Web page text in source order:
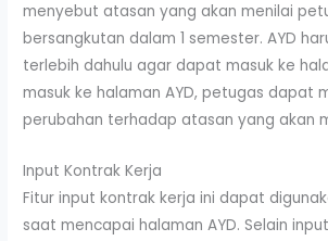
menyebut atasan yang akan menilai
bersangkutan dalam 1 semester. AYD
terlebih dahulu agar dapat masuk ke
masuk ke halaman AYD, petugas dapat
perubahan terhadap atasan yang akan
Input Kontrak Kerja
Fitur input kontrak kerja ini dapat
saat mencapai halaman AYD. Selain